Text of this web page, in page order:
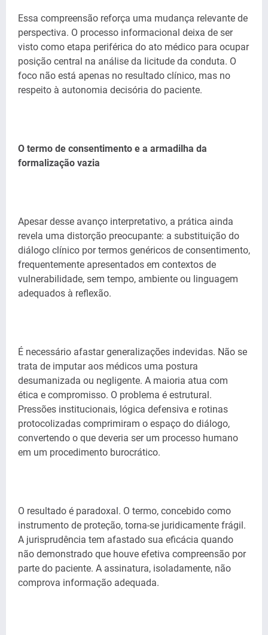
Essa compreensão reforça uma mudança relevante de
perspectiva. O processo informacional deixa de ser
visto como etapa periférica do ato médico para ocupar
posição central na análise da licitude da conduta. O
foco não está apenas no resultado clínico, mas no
respeito à autonomia decisória do paciente.
O termo de consentimento e a armadilha da
formalização vazia
Apesar desse avanço interpretativo, a prática ainda
revela uma distorção preocupante: a substituição do
diálogo clínico por termos genéricos de consentimento,
frequentemente apresentados em contextos de
vulnerabilidade, sem tempo, ambiente ou linguagem
adequados à reflexão.
É necessário afastar generalizações indevidas. Não se
trata de imputar aos médicos uma postura
desumanizada ou negligente. A maioria atua com
ética e compromisso. O problema é estrutural.
Pressões institucionais, lógica defensiva e rotinas
protocolizadas comprimiram o espaço do diálogo,
convertendo o que deveria ser um processo humano
em um procedimento burocrático.
O resultado é paradoxal. O termo, concebido como
instrumento de proteção, torna-se juridicamente frágil.
A jurisprudência tem afastado sua eficácia quando
não demonstrado que houve efetiva compreensão por
parte do paciente. A assinatura, isoladamente, não
comprova informação adequada.